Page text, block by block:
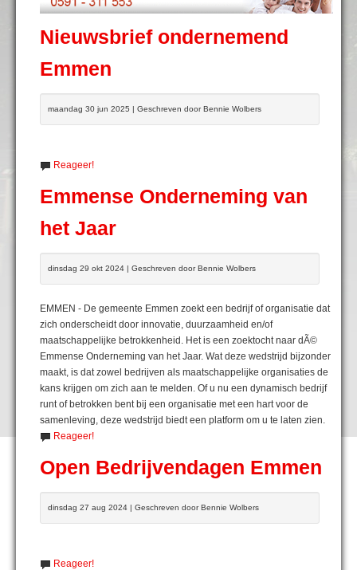
Nieuwsbrief ondernemend
Emmen
maandag 30 jun 2025 | Geschreven door Bennie Wolbers
Reageer!
Emmense Onderneming van
het Jaar
dinsdag 29 okt 2024 | Geschreven door Bennie Wolbers
EMMEN - De gemeente Emmen zoekt een bedrijf of organisatie dat
zich onderscheidt door innovatie, duurzaamheid en/of
maatschappelijke betrokkenheid. Het is een zoektocht naar dÃ©
Emmense Onderneming van het Jaar. Wat deze wedstrijd bijzonder
maakt, is dat zowel bedrijven als maatschappelijke organisaties de
kans krijgen om zich aan te melden. Of u nu een dynamisch bedrijf
runt of betrokken bent bij een organisatie met een hart voor de
samenleving, deze wedstrijd biedt een platform om u te laten zien.
Reageer!
Open Bedrijvendagen Emmen
dinsdag 27 aug 2024 | Geschreven door Bennie Wolbers
Reageer!